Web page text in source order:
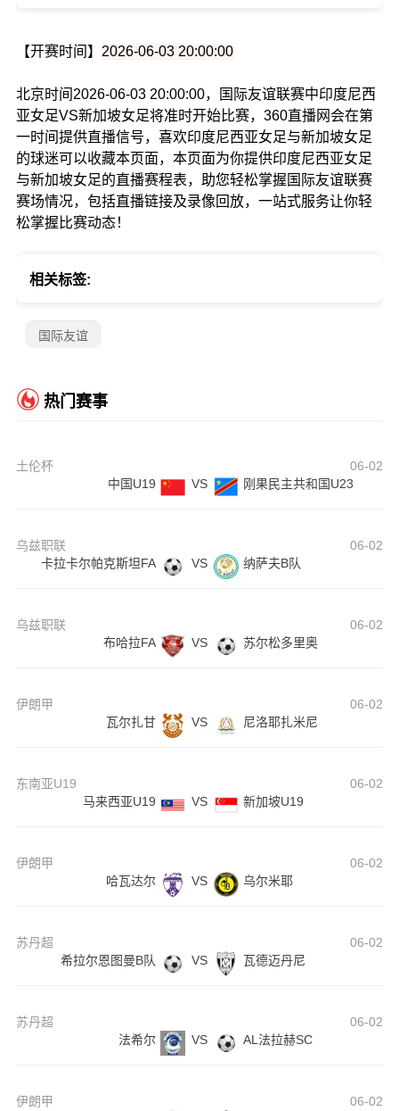
【开赛时间】 2026-06-03 20:00:00
北京时间2026-06-03 20:00:00，国际友谊联赛中印度尼西
亚女足VS新加坡女足将准时开始比赛，360直播网会在第
一时间提供直播信号，喜欢印度尼西亚女足与新加坡女足
的球迷可以收藏本页面，本页面为你提供印度尼西亚女足
与新加坡女足的直播赛程表，助您轻松掌握国际友谊联赛
赛场情况，包括直播链接及录像回放，一站式服务让你轻
松掌握比赛动态！
相关标签:
国际友谊
热门赛事
土伦杯
06-02
中国U19
VS 刚果民主共和国U23
乌兹职联
06-02
卡拉卡尔帕克斯坦FA
VS 纳萨夫B队
乌兹职联
06-02
布哈拉FA
VS 苏尔松多里奥
伊朗甲
06-02
瓦尔扎甘
VS 尼洛耶扎米尼
东南亚U19
06-02
马来西亚U19
VS 新加坡U19
伊朗甲
06-02
哈瓦达尔
VS 乌尔米耶
苏丹超
06-02
希拉尔恩图曼B队
VS 瓦德迈丹尼
苏丹超
06-02
法希尔
VS AL法拉赫SC
伊朗甲 06-02